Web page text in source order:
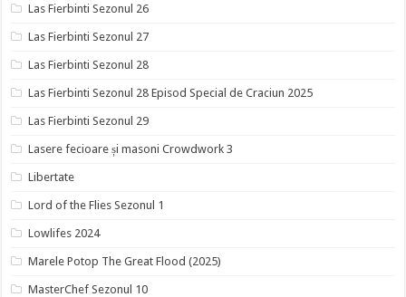
Las Fierbinti Sezonul 26
Las Fierbinti Sezonul 27
Las Fierbinti Sezonul 28
Las Fierbinti Sezonul 28 Episod Special de Craciun 2025
Las Fierbinti Sezonul 29
Lasere fecioare și masoni Crowdwork 3
Libertate
Lord of the Flies Sezonul 1
Lowlifes 2024
Marele Potop The Great Flood (2025)
MasterChef Sezonul 10